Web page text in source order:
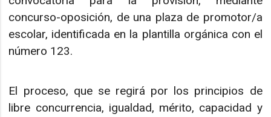
concurso-oposición, de una plaza de promotor/a
escolar, identificada en la plantilla orgánica con el
número 123.
El proceso, que se regirá por los principios de
libre concurrencia, igualdad, mérito, capacidad y